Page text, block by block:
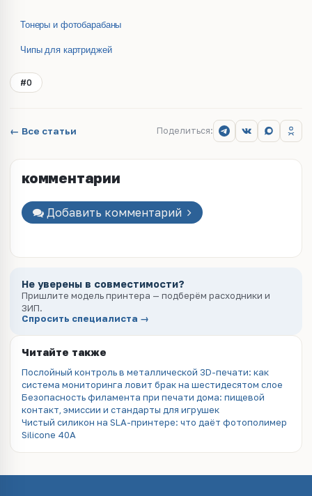
Тонеры и фотобарабаны
Чипы для картриджей
#0
← Все статьи Поделиться:
комментарии
Добавить комментарий
Не уверены в совместимости?
Пришлите модель принтера — подберём расходники и
ЗИП.
Спросить специалиста →
Читайте также
Послойный контроль в металлической 3D-печати: как
система мониторинга ловит брак на шестидесятом слое
Безопасность филамента при печати дома: пищевой
контакт, эмиссии и стандарты для игрушек
Чистый силикон на SLA-принтере: что даёт фотополимер
Silicone 40A